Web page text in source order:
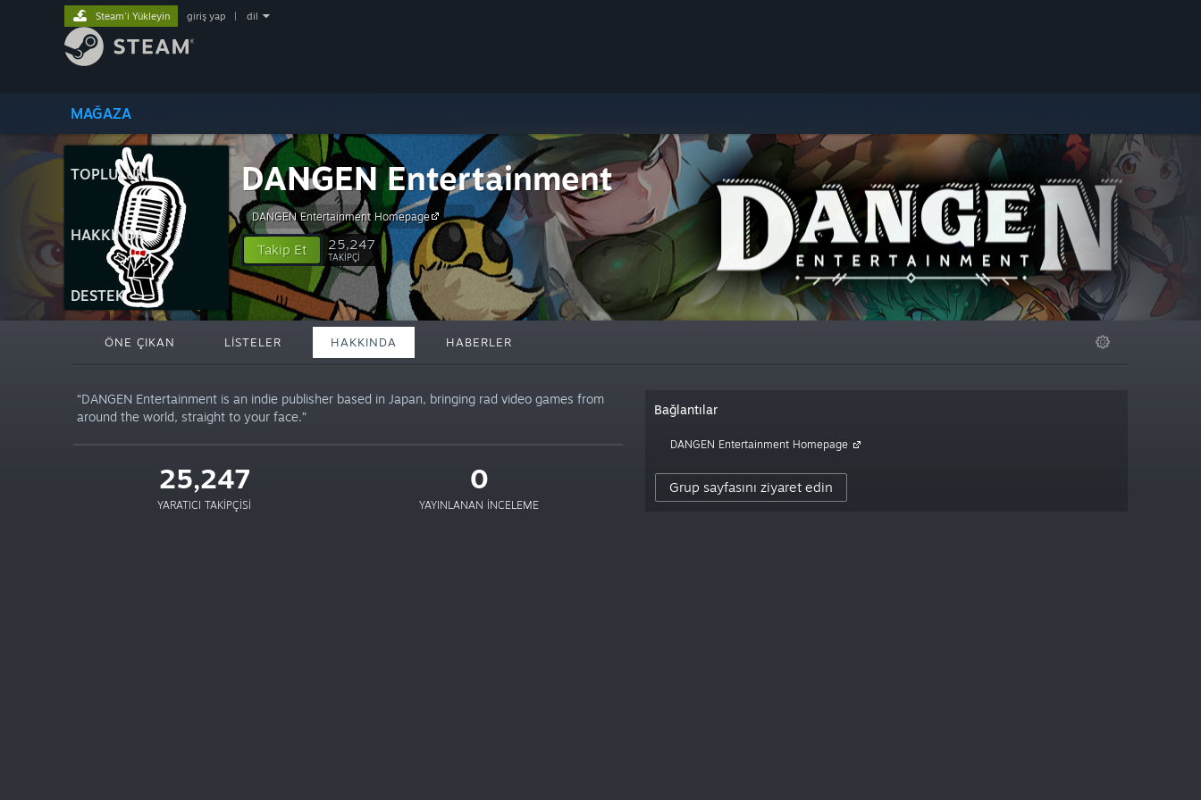
MAĞAZA
TOPLULUK
HAKKINDA
DESTEK
Steam'i Yükleyin giriş yap dil
DANGEN Entertainment
DANGEN Entertainment Homepage
Takip Et 25,247
TAKIPÇI
ÖNE ÇIKAN LISTELER HAKKINDA HABERLER
“DANGEN Entertainment is an indie publisher based in Japan, bringing rad video games from
around the world, straight to your face.”
25,247
YARATICI TAKIPÇISI
0
YAYINLANAN INCELEME
Bağlantılar
DANGEN Entertainment Homepage
Grup sayfasını ziyaret edin